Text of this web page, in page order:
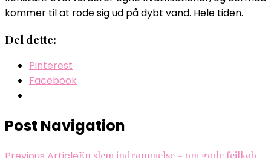
kommer til at rode sig ud på dybt vand. Hele tiden.
Del dette:
Pinterest
Facebook
Post Navigation
En slem indrømmelse – om gode fejlkøb